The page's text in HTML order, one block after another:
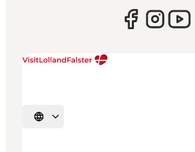
Vælg sprog